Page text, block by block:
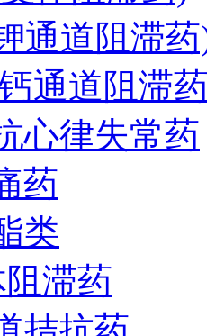
通道阻滞
通道阻滞
心律失常药
药
类
滞药